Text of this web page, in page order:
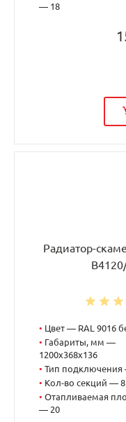
— 18
Радиатор-
• Цвет — RAL 9016
• Габариты, мм —
1200x368x136
• Тип
• Кол-во секций — 8
• Отапливаемая
— 20